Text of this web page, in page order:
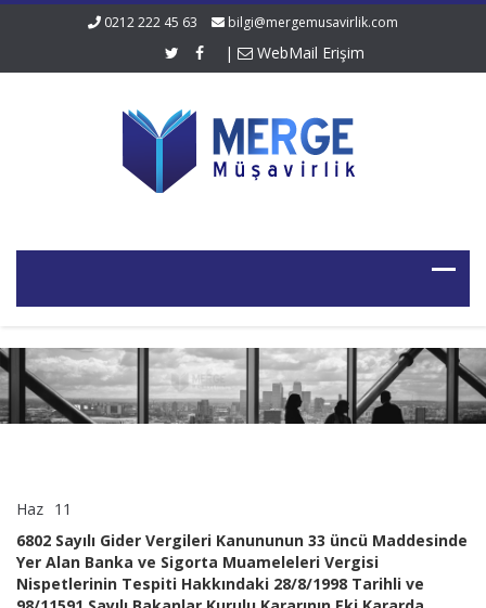
0212 222 45 63 bilgi@mergemusavirlik.com
| WebMail Erişim
Haz 11
Gider
Vergileri
Kanununun
33
6802 Sayılı Gider Vergileri Kanununun 33 üncü Maddesinde
Yer Alan Banka ve Sigorta Muameleleri Vergisi
Nispetlerinin Tespiti Hakkındaki 28/8/1998 Tarihli ve